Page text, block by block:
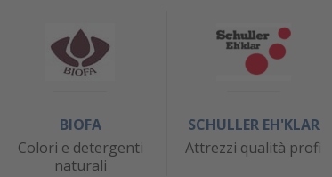
BIOFA
Colori e detergenti
naturali
SCHULLER EH'KLAR
Attrezzi qualità profi